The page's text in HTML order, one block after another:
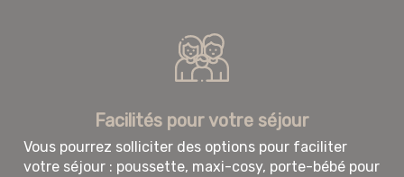
Facilités pour votre séjour
Vous pourrez solliciter des options pour faciliter
votre séjour : poussette, maxi-cosy, porte-bébé pour